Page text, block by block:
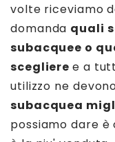
volte riceviamo
domanda quali
subacquee o
sceglieree a
utilizzo ne
subacquea
possiamo dare è